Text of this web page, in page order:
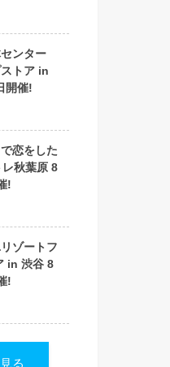
ンター
トア in
開催!
恋をした
秋葉原 8
!
ゾートフ
in 渋谷 8
!
る